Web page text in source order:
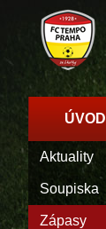
ÚVOD
Aktuality
Soupiska
Zápasy